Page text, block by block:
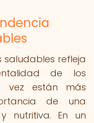
saludables refleja
de los
vez están más
de una
nutritiva. En un